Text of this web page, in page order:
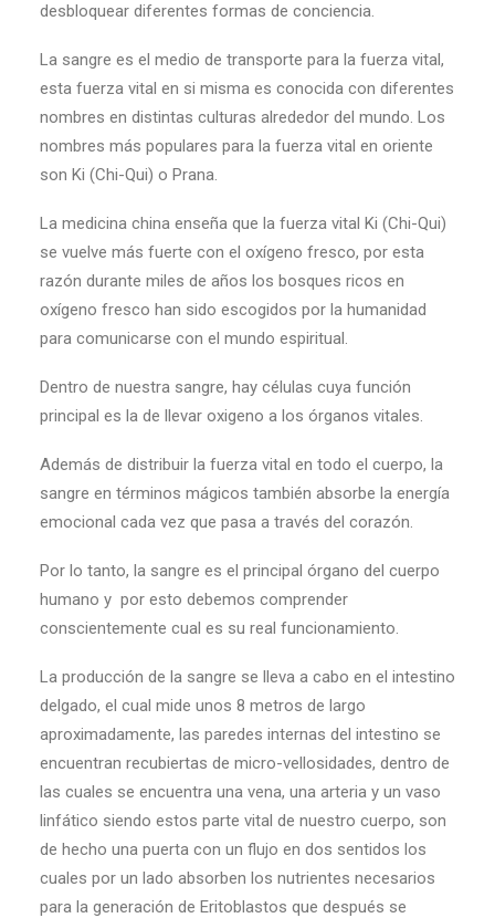
desbloquear diferentes formas de conciencia.
La sangre es el medio de transporte para la fuerza vital,
esta fuerza vital en si misma es conocida con diferentes
nombres en distintas culturas alrededor del mundo. Los
nombres más populares para la fuerza vital en oriente
son Ki (Chi-Qui) o Prana.
La medicina china enseña que la fuerza vital Ki (Chi-Qui)
se vuelve más fuerte con el oxígeno fresco, por esta
razón durante miles de años los bosques ricos en
oxígeno fresco han sido escogidos por la humanidad
para comunicarse con el mundo espiritual.
Dentro de nuestra sangre, hay células cuya función
principal es la de llevar oxigeno a los órganos vitales.
Además de distribuir la fuerza vital en todo el cuerpo, la
sangre en términos mágicos también absorbe la energía
emocional cada vez que pasa a través del corazón.
Por lo tanto, la sangre es el principal órgano del cuerpo
humano y por esto debemos comprender
conscientemente cual es su real funcionamiento.
La producción de la sangre se lleva a cabo en el intestino
delgado, el cual mide unos 8 metros de largo
aproximadamente, las paredes internas del intestino se
encuentran recubiertas de micro-vellosidades, dentro de
las cuales se encuentra una vena, una arteria y un vaso
linfático siendo estos parte vital de nuestro cuerpo, son
de hecho una puerta con un flujo en dos sentidos los
cuales por un lado absorben los nutrientes necesarios
para la generación de Eritoblastos que después se